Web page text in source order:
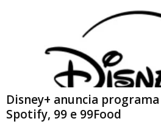
Disney+ anuncia
Spotify, 99 e 99Food